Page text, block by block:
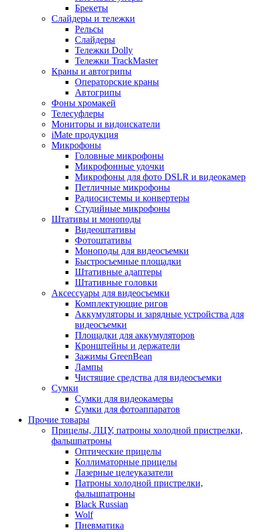
Брекеты
Слайдеры и тележки
Рельсы
Слайдеры
Тележки Dolly
Тележки TrackMaster
Краны и автогрипы
Операторские краны
Автогрипы
Фоны хромакей
Телесуфлеры
Мониторы и видоискатели
iMate продукция
Микрофоны
Головные микрофоны
Микрофонные удочки
Микрофоны для фото DSLR и видеокамер
Петличные микрофоны
Радиосистемы и конвертеры
Студийные микрофоны
Штативы и моноподы
Видеоштативы
Фотоштативы
Моноподы для видеосъемки
Быстросъемные площадки
Штативные адаптеры
Штативные головки
Аксессуары для видеосъемки
Комплектующие ригов
Аккумуляторы и зарядные устройства для
видеосъемки
Площадки для аккумуляторов
Кронштейны и держатели
Зажимы GreenBean
Лампы
Чистящие средства для видеосъемки
Сумки
Сумки для видеокамеры
Сумки для фотоаппаратов
Прочие товары
Прицелы, ЛЦУ, патроны холодной пристрелки,
фальшпатроны
Оптические прицелы
Коллиматорные прицелы
Лазерные целеуказатели
Патроны холодной пристрелки,
фальшпатроны
Black Russian
Wolf
Пневматика